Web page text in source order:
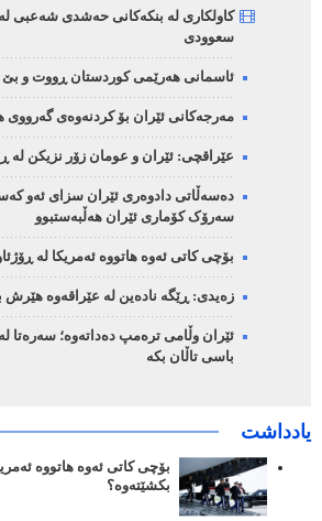
کاولکاری لە بنکەکانی حەشدی شەعبی
سعوودی
ئاسمانی هەرێمی کوردستان ڕووت و بێ
مەرجەکانی ئێران بۆ کردنەوەی گەرووی
عێراقچی: ئێران و عومان زۆر نزیکن لە
دەسەڵاتی دادوەری ئێران سزای ئەو
سەرۆک کۆماری ئێران هەڵبەستبوو
بۆچی کاتی ئەوە هاتووە ئەمریکا لە
زەیدی: ڕێگە نادەین لە عێراقەوە هێرش
ئێران وڵامی ترەمپ دەداتەوە؛ سەرەتا
باسی تاڵان بکە
یادداشت
بۆچی کاتی ئەوە هاتووە
بکشێتەوە؟